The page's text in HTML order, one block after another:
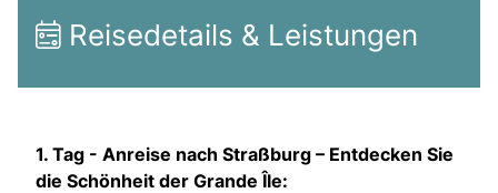
Reisedetails & Leistungen
1. Tag - Anreise nach Straßburg – Entdecken Sie
die Schönheit der Grande Île: